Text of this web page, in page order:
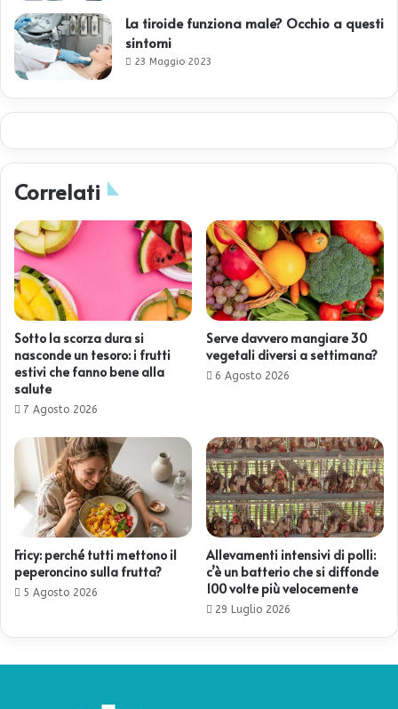
La tiroide funziona male? Occhio a questi
sintomi
23 Maggio 2023
Correlati
Sotto la scorza dura si
nasconde un tesoro: i frutti
estivi che fanno bene alla
salute
7 Agosto 2026
Serve davvero mangiare 30
vegetali diversi a settimana?
6 Agosto 2026
Fricy: perché tutti mettono il
peperoncino sulla frutta?
5 Agosto 2026
Allevamenti intensivi di polli:
c’è un batterio che si diffonde
100 volte più velocemente
29 Luglio 2026